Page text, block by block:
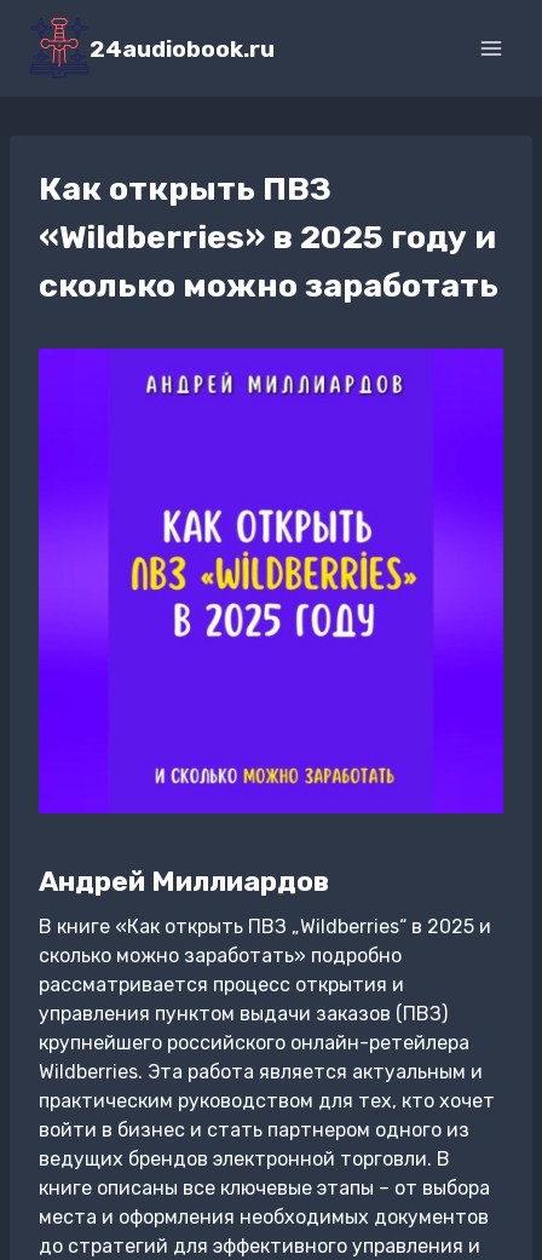
Перейти
содержимому
24audiobook.ru
Как открыть ПВЗ
«Wildberries» в 2025 году и
сколько можно заработать
Андрей Миллиардов
В книге «Как открыть ПВЗ „Wildberries“ в 2025 и
сколько можно заработать» подробно
рассматривается процесс открытия и
управления пунктом выдачи заказов (ПВЗ)
крупнейшего российского онлайн-ретейлера
Wildberries. Эта работа является актуальным и
практическим руководством для тех, кто хочет
войти в бизнес и стать партнером одного из
ведущих брендов электронной торговли. В
книге описаны все ключевые этапы – от выбора
места и оформления необходимых документов
до стратегий для эффективного управления и